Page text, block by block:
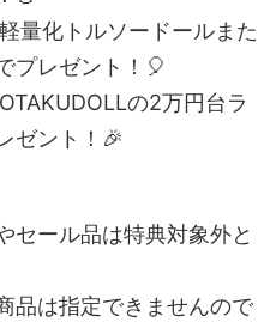
量化トルソードールまた
プレゼント！🎈
の2万円台ラ
ゼント！🎉
セール品は特典対象外と
品は指定できませんので